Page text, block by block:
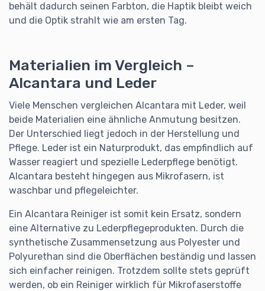
behält dadurch seinen Farbton, die Haptik bleibt weich
und die Optik strahlt wie am ersten Tag.
Materialien im Vergleich –
Alcantara und Leder
Viele Menschen vergleichen Alcantara mit Leder, weil
beide Materialien eine ähnliche Anmutung besitzen.
Der Unterschied liegt jedoch in der Herstellung und
Pflege. Leder ist ein Naturprodukt, das empfindlich auf
Wasser reagiert und spezielle Lederpflege benötigt.
Alcantara besteht hingegen aus Mikrofasern, ist
waschbar und pflegeleichter.
Ein Alcantara Reiniger ist somit kein Ersatz, sondern
eine Alternative zu Lederpflegeprodukten. Durch die
synthetische Zusammensetzung aus Polyester und
Polyurethan sind die Oberflächen beständig und lassen
sich einfacher reinigen. Trotzdem sollte stets geprüft
werden, ob ein Reiniger wirklich für Mikrofaserstoffe